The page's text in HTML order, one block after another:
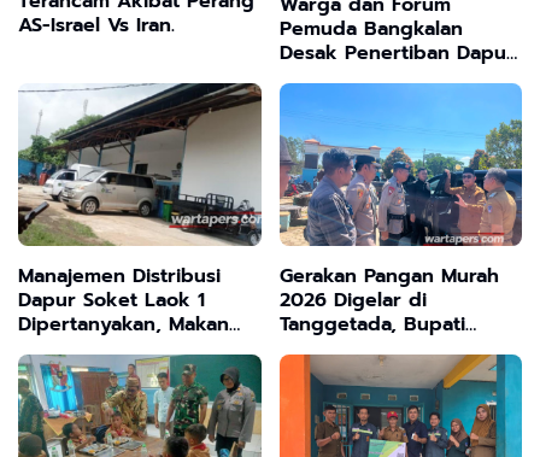
AS-Israel Vs Iran.
Pemuda Bangkalan
Desak Penertiban Dapur
MBG dan SPPG Tak
Manajemen Distribusi
Dapur Soket Laok 1
Dipertanyakan, Makan
Gratis Balita Baru Tiba
Jam 3 Sore
Gerakan Pangan Murah
2026 Digelar di
Tanggetada, Bupati
Kolaka: Tekan Inflasi dan
Jaga Stabilitas Harga